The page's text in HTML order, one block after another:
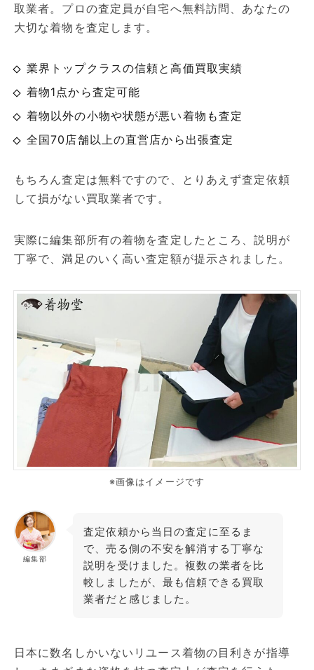
取業者。プロの査定員が自宅へ無料訪問、あなたの
大切な着物を査定します。
業界トップクラスの信頼と高価買取実績
着物1点から査定可能
着物以外の小物や状態が悪い着物も査定
全国70店舗以上の直営店から出張査定
もちろん査定は無料ですので、とりあえず査定依頼
して損がない買取業者です。
実際に編集部所有の着物を査定したところ、説明が
丁寧で、満足のいく高い査定額が提示されました。
※画像はイメージです
編集部
査定依頼から当日の査定に至るま
で、売る側の不安を解消する丁寧な
説明を受けました。複数の業者を比
較しましたが、最も信頼できる買取
業者だと感じました。
日本に数名しかいないリユース着物の目利きが指導